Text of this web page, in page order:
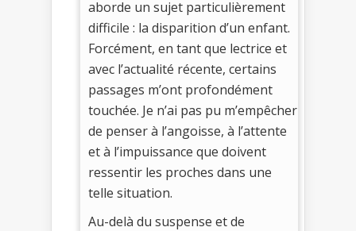
aborde un sujet particulièrement
difficile : la disparition d’un enfant.
Forcément, en tant que lectrice et
avec l’actualité récente, certains
passages m’ont profondément
touchée. Je n’ai pas pu m’empêcher
de penser à l’angoisse, à l’attente
et à l’impuissance que doivent
ressentir les proches dans une
telle situation.
Au-delà du suspense et de